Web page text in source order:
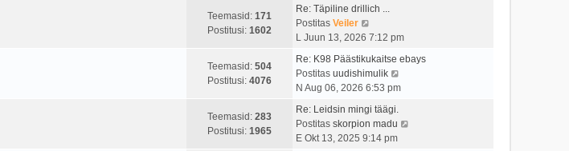
t
i
t
u
t
o
t
i
t
u
t
a
t
o
s
t
i
u
v
i
i
m
s
t
p
Teemasid: 171
Postitusi: 1602
Re: Täpiline drillich ...
Postitas Veiler
a
t
a
v
i
m
L Juun 13, 2026 7:12 pm
Teemasid: 504
Postitusi: 4076
Re: K98 Päästikukaitse ebays
Postitas uudishimulik
a
a
N Aug 06, 2026 6:53 pm
Teemasid: 283
Postitusi: 1965
Re: Leidsin mingi täägi.
Postitas skorpion madu
E Okt 13, 2025 9:14 pm